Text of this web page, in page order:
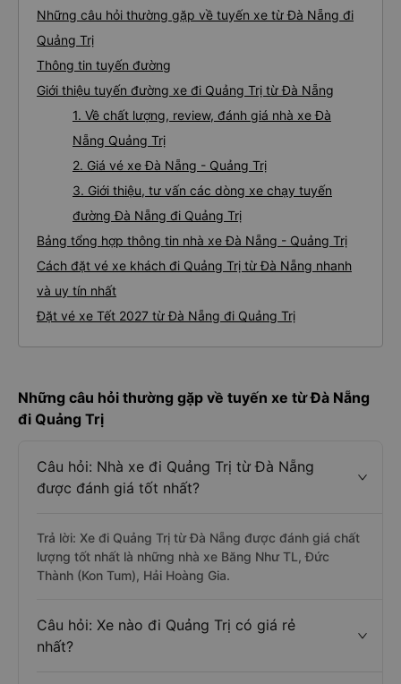
Những câu hỏi thường gặp về tuyến xe từ Đà Nẵng đi
Quảng Trị
Thông tin tuyến đường
Giới thiệu tuyến đường xe đi Quảng Trị từ Đà Nẵng
1. Về chất lượng, review, đánh giá nhà xe Đà
Nẵng Quảng Trị
2. Giá vé xe Đà Nẵng - Quảng Trị
3. Giới thiệu, tư vấn các dòng xe chạy tuyến
đường Đà Nẵng đi Quảng Trị
Bảng tổng hợp thông tin nhà xe Đà Nẵng - Quảng Trị
Cách đặt vé xe khách đi Quảng Trị từ Đà Nẵng nhanh
và uy tín nhất
Đặt vé xe Tết 2027 từ Đà Nẵng đi Quảng Trị
Những câu hỏi thường gặp về tuyến xe từ Đà Nẵng
đi Quảng Trị
Câu hỏi: Nhà xe đi Quảng Trị từ Đà Nẵng
được đánh giá tốt nhất?
Trả lời: Xe đi Quảng Trị từ Đà Nẵng được đánh giá chất
lượng tốt nhất là những nhà xe Băng Như TL, Đức
Thành (Kon Tum), Hải Hoàng Gia.
Câu hỏi: Xe nào đi Quảng Trị có giá rẻ
nhất?